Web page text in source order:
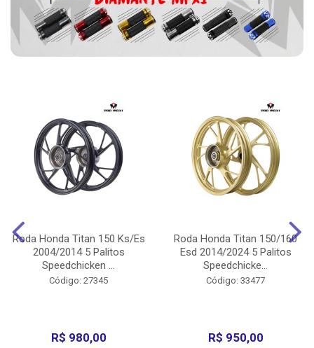
Roda Honda Titan 150 Ks/Es
2004/2014 5 Palitos
Speedchicken ...
Código: 27345
R$ 980,00
Roda Honda Titan 150/160
Esd 2014/2024 5 Palitos
Speedchicke...
Código: 33477
R$ 950,00